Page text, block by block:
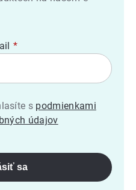
s podmienkami
údajov
sa